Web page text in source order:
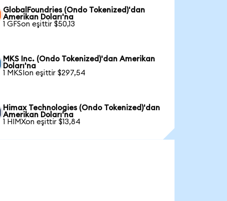
GlobalFoundries (Ondo Tokenized)'dan
Amerikan Doları'na
1 GFSon eşittir $50,13
MKS Inc. (Ondo Tokenized)'dan Amerikan
Doları'na
1 MKSIon eşittir $297,54
Himax Technologies (Ondo Tokenized)'dan
Amerikan Doları'na
1 HIMXon eşittir $13,84